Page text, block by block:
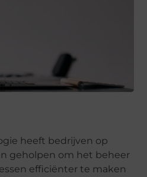
heeft bedrijven op
geholpen om het beheer
efficiënter te maken